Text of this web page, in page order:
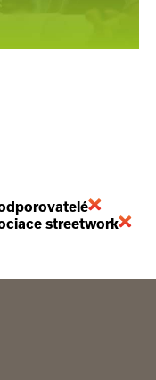
streetwork